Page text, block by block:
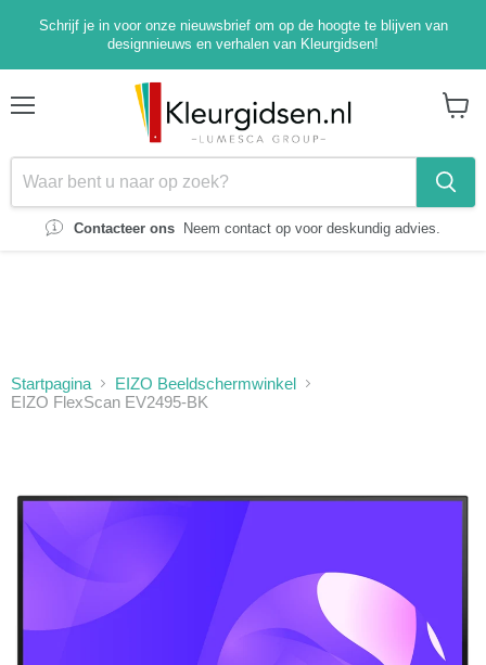
Schrijf je in voor onze nieuwsbrief om op de hoogte te blijven van
designnieuws en verhalen van Kleurgidsen!
Contacteer ons Neem contact op voor deskundig advies.
Startpagina
EIZO Beeldschermwinkel
EIZO FlexScan EV2495-BK